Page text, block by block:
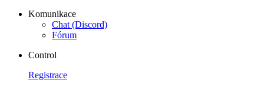
Komunikace
Chat (Discord)
Fórum
Control
Registrace